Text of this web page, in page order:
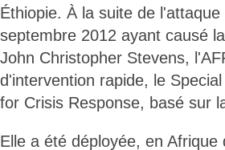
Éthiopie. À la suite de
septembre 2012 ayant causé
John Christopher Stevens,
d'intervention rapide, le
for Crisis Response, basé sur
Elle a été déployée, en